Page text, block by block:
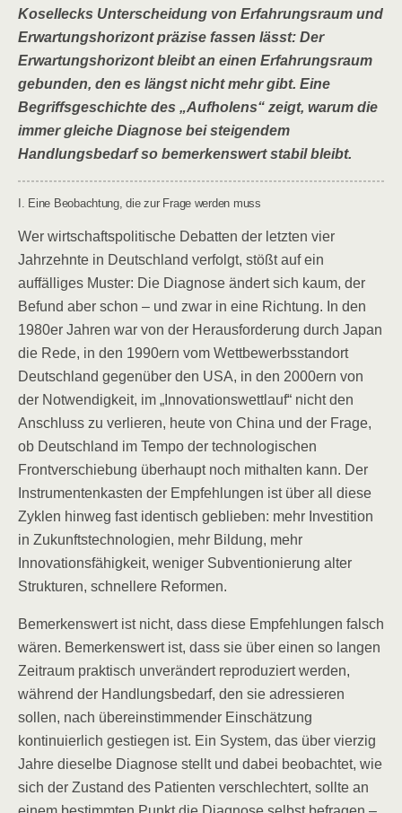
Kosellecks Unterscheidung von Erfahrungsraum und
Erwartungshorizont präzise fassen lässt: Der
Erwartungshorizont bleibt an einen Erfahrungsraum
gebunden, den es längst nicht mehr gibt. Eine
Begriffsgeschichte des „Aufholens“ zeigt, warum die
immer gleiche Diagnose bei steigendem
Handlungsbedarf so bemerkenswert stabil bleibt.
I. Eine Beobachtung, die zur Frage werden muss
Wer wirtschaftspolitische Debatten der letzten vier
Jahrzehnte in Deutschland verfolgt, stößt auf ein
auffälliges Muster: Die Diagnose ändert sich kaum, der
Befund aber schon – und zwar in eine Richtung. In den
1980er Jahren war von der Herausforderung durch Japan
die Rede, in den 1990ern vom Wettbewerbsstandort
Deutschland gegenüber den USA, in den 2000ern von
der Notwendigkeit, im „Innovationswettlauf“ nicht den
Anschluss zu verlieren, heute von China und der Frage,
ob Deutschland im Tempo der technologischen
Frontverschiebung überhaupt noch mithalten kann. Der
Instrumentenkasten der Empfehlungen ist über all diese
Zyklen hinweg fast identisch geblieben: mehr Investition
in Zukunftstechnologien, mehr Bildung, mehr
Innovationsfähigkeit, weniger Subventionierung alter
Strukturen, schnellere Reformen.
Bemerkenswert ist nicht, dass diese Empfehlungen falsch
wären. Bemerkenswert ist, dass sie über einen so langen
Zeitraum praktisch unverändert reproduziert werden,
während der Handlungsbedarf, den sie adressieren
sollen, nach übereinstimmender Einschätzung
kontinuierlich gestiegen ist. Ein System, das über vierzig
Jahre dieselbe Diagnose stellt und dabei beobachtet, wie
sich der Zustand des Patienten verschlechtert, sollte an